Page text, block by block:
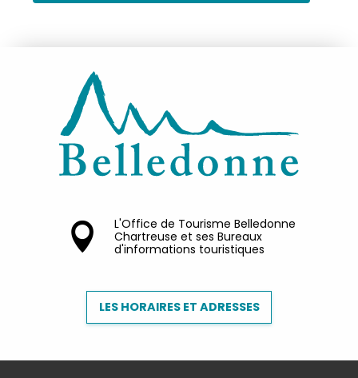
L'Office de Tourisme Belledonne
Chartreuse et ses Bureaux
d'informations touristiques
LES HORAIRES ET ADRESSES